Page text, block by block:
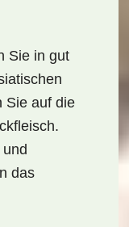
Sie in gut
Sie auf die
das